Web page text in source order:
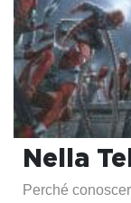
Nella
Perché